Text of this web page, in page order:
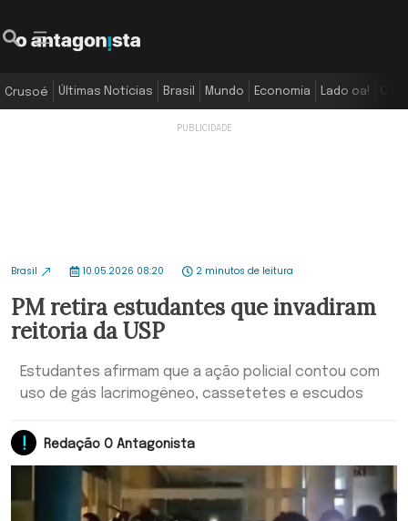
Crusoé Últimas Notícias Brasil Mundo Economia Lado oa!
Brasil 10.05.2026 08:20 2 minutos de leitura
PM retira estudantes que invadiram
reitoria da USP
Estudantes afirmam que a ação policial contou com
uso de gás lacrimogêneo, cassetetes e escudos
Redação O Antagonista